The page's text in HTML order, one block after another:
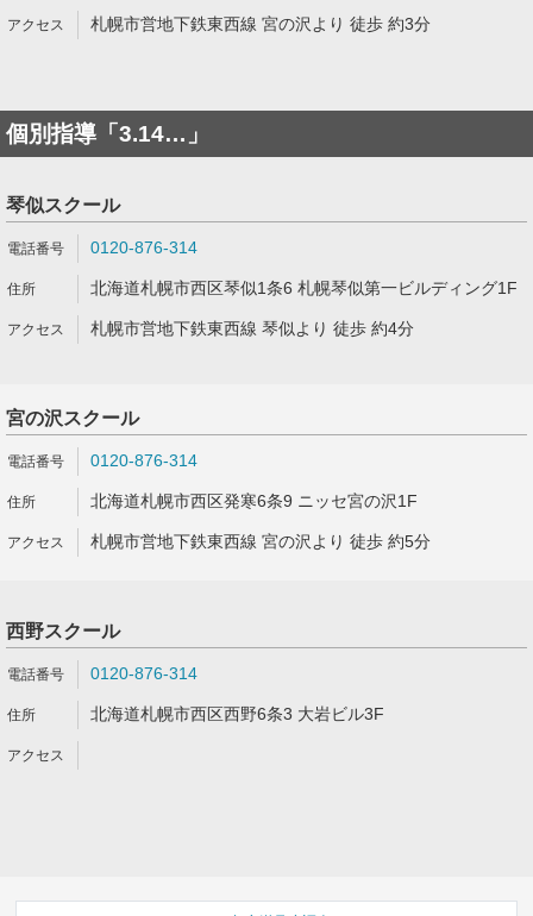
札幌市営地下鉄東西線 宮の沢より 徒歩 約3分
個別指導「3.14…」
琴似スクール
0120-876-314
北海道札幌市西区琴似1条6 札幌琴似第一ビルディング1F
札幌市営地下鉄東西線 琴似より 徒歩 約4分
宮の沢スクール
0120-876-314
北海道札幌市西区発寒6条9 ニッセ宮の沢1F
札幌市営地下鉄東西線 宮の沢より 徒歩 約5分
西野スクール
0120-876-314
北海道札幌市西区西野6条3 大岩ビル3F